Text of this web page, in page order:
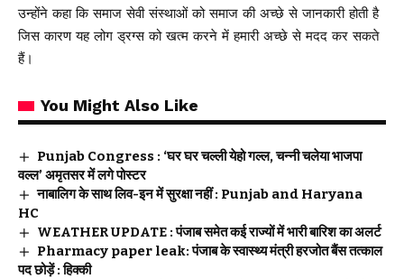
उन्होंने कहा कि समाज सेवी संस्थाओं को समाज की अच्छे से जानकारी होती है
जिस कारण यह लोग ड्रग्स को खत्म करने में हमारी अच्छे से मदद कर सकते
हैं।
You Might Also Like
Punjab Congress : ‘घर घर चल्ली येहो गल्ल, चन्नी चलेया भाजपा
वल्ल’ अमृतसर में लगे पोस्टर
नाबालिग के साथ लिव-इन में सुरक्षा नहीं : Punjab and Haryana
HC
WEATHER UPDATE : पंजाब समेत कई राज्यों में भारी बारिश का अलर्ट
Pharmacy paper leak: पंजाब के स्वास्थ्य मंत्री हरजोत बैंस तत्काल
पद छोड़ें : हिक्की